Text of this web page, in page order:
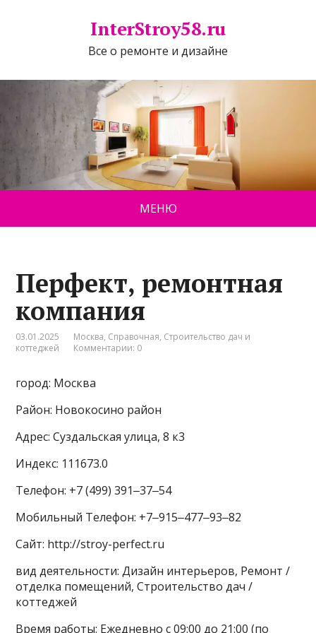
InterStroy58.ru
Все о ремонте и дизайне
МЕНЮ
Перфект, ремонтная
компания
03.01.2025 Москва, Справочная, Строительство дач и
коттеджей
Комментарии: 0
город: Москва
Район: Новокосино район
Адрес: Суздальская улица, 8 к3
Индекс: 111673.0
Телефон: +7 (499) 391‒37‒54
Мобильный Телефон: +7‒915‒477‒93‒82
Сайт: http://stroy-perfect.ru
вид деятельности: Дизайн интерьеров, Ремонт /
отделка помещений, Строительство дач /
коттеджей
Время работы: Ежедневно с 09:00 до 21:00 (по